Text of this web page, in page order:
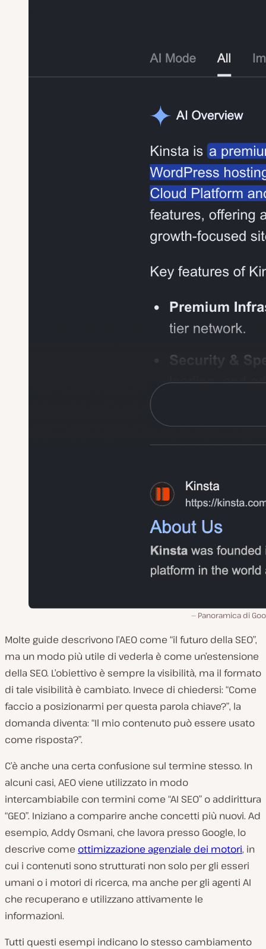
Panoramica di
Molte guide descrivono l’AEO come “il futuro della SEO”,
ma un modo più utile di vederla è come un’estensione
della SEO. L’obiettivo è sempre la visibilità, ma il formato
di tale visibilità è cambiato. Invece di chiedersi: “Come
faccio a posizionarmi per questa parola chiave?”, la
domanda diventa: “Il mio contenuto può essere usato
come risposta?”.
C’è anche una certa confusione sul termine stesso. In
alcuni casi, AEO viene utilizzato in modo
intercambiabile con termini come “AI SEO” o addirittura
“GEO”. Iniziano a comparire anche concetti più nuovi. Ad
esempio, Addy Osmani, che lavora presso Google, lo
descrive come ottimizzazione agenziale dei motori, in
cui i contenuti sono strutturati non solo per gli esseri
umani o i motori di ricerca, ma anche per gli agenti AI
che recuperano e utilizzano attivamente le
informazioni.
Tutti questi esempi indicano lo stesso cambiamento